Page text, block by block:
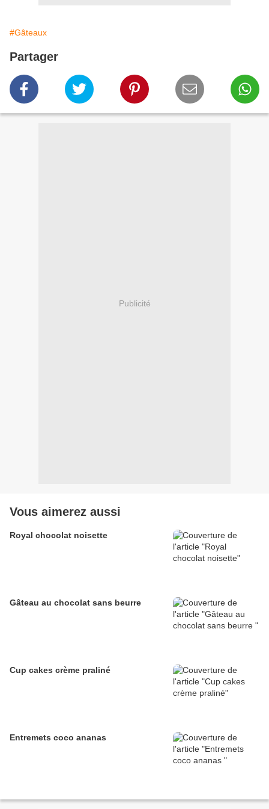
#Gâteaux
Partager
Publicité
Vous aimerez aussi
Royal chocolat noisette
Gâteau au chocolat sans beurre
Cup cakes crème praliné
Entremets coco ananas